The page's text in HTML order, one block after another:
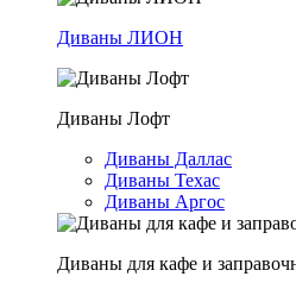
Диваны ЛИОН
Диваны Лофт
Диваны Даллас
Диваны Техас
Диваны Аргос
Диваны для кафе и